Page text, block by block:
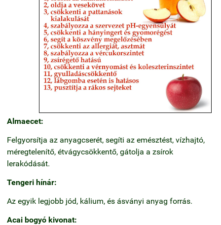
Almaecet:
Felgyorsítja az anyagcserét, segíti az emésztést, vízhajtó,
méregtelenítő, étvágycsökkentő, gátolja a zsírok
lerakódását.
Tengeri hínár:
Az egyik legjobb jód, kálium, és ásványi anyag forrás.
Acai bogyó kivonat: